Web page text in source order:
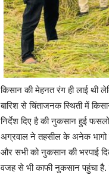
किसान की मेहनत रंग ही लाई थी
बारिश से चिंताजनक स्थिती में
निर्देश दिए है की नुकसान हुई
अग्रवाल ने तहसील के अनेक भागो
और सभी को नुकसान की भरपाई
वजह से भी काफी नुकसान पहुंचा है.